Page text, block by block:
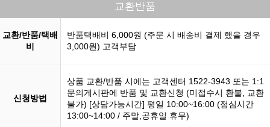
교환반품
교환/반품/택배
비
반품택배비 6,000원 (주문 시 배송비 결제 했을 경우
3,000원) 고객부담
신청방법
상품 교환/반품 시에는 고객센터 1522-3943 또는 1:1
문의게시판에 반품 및 교환신청 (미접수시 환불, 교환
불가) [상담가능시간] 평일 10:00~16:00 (점심시간
13:00~14:00 / 주말,공휴일 휴무)